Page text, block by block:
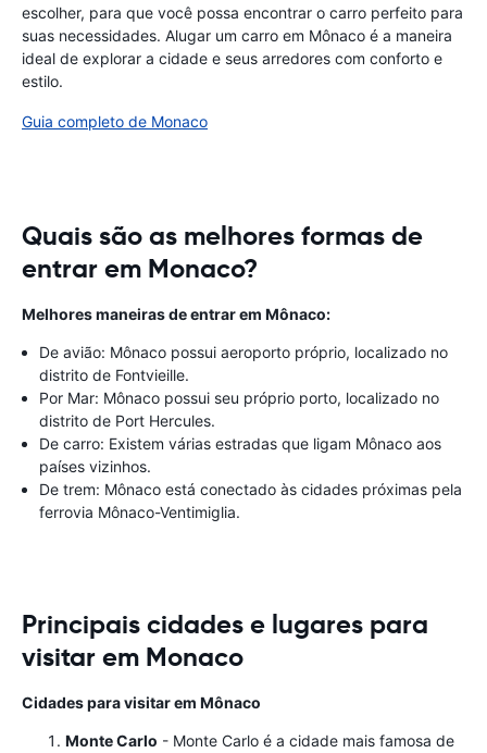
escolher, para que você possa encontrar o carro perfeito para
suas necessidades. Alugar um carro em Mônaco é a maneira
ideal de explorar a cidade e seus arredores com conforto e
estilo.
Guia completo de Monaco
Quais são as melhores formas de
entrar em Monaco?
Melhores maneiras de entrar em Mônaco:
De avião: Mônaco possui aeroporto próprio, localizado no
distrito de Fontvieille.
Por Mar: Mônaco possui seu próprio porto, localizado no
distrito de Port Hercules.
De carro: Existem várias estradas que ligam Mônaco aos
países vizinhos.
De trem: Mônaco está conectado às cidades próximas pela
ferrovia Mônaco-Ventimiglia.
Principais cidades e lugares para
visitar em Monaco
Cidades para visitar em Mônaco
Monte Carlo - Monte Carlo é a cidade mais famosa de